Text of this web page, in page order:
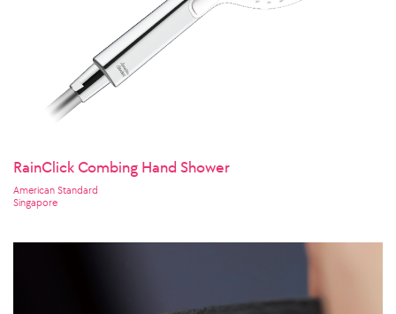
RainClick Combing Hand Shower
American Standard
Singapore